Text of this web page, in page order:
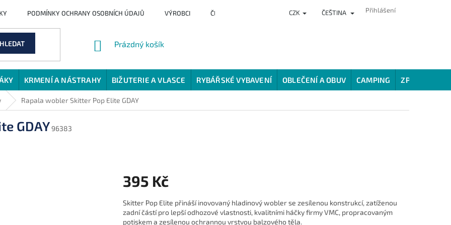
PODMÍNKY OCHRANY OSOBNÍCH ÚDAJŮ VÝROBCI ČLÁNKY HODNOCENÍ OBCHODU VĚRNOSTNÍ
CZK ČEŠTINA Přihlášení
HLEDAT
NÁKUPNÍ
Prázdný košík
KRMENÍ A NÁSTRAHY BIŽUTERIE A VLASCE RYBÁŘSKÉ VYBAVENÍ OBLEČENÍ A OBUV CAMPING ZPŮSOBY
Rapala wobler Skitter Pop Elite GDAY
GDAY96383
395 Kč
cena:
Skitter Pop Elite přináší inovovaný hladinový wobler se zesílenou konstrukcí, zatíženou
zadní částí pro lepší odhozové vlastnosti, kvalitními háčky firmy VMC, propracovaným
potiskem a zesílenou ochrannou vrstvou balzového těla.